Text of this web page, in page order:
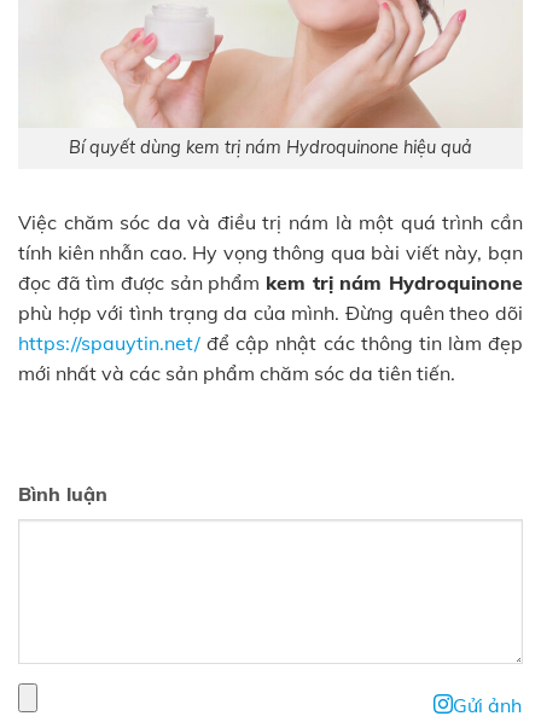
Bí quyết dùng kem trị nám Hydroquinone hiệu quả
Việc chăm sóc da và điều trị nám là một quá trình cần
tính kiên nhẫn cao. Hy vọng thông qua bài viết này, bạn
đọc đã tìm được sản phẩm kem trị nám Hydroquinone
phù hợp với tình trạng da của mình. Đừng quên theo dõi
https://spauytin.net/ để cập nhật các thông tin làm đẹp
mới nhất và các sản phẩm chăm sóc da tiên tiến.
Bình luận
Gửi ảnh